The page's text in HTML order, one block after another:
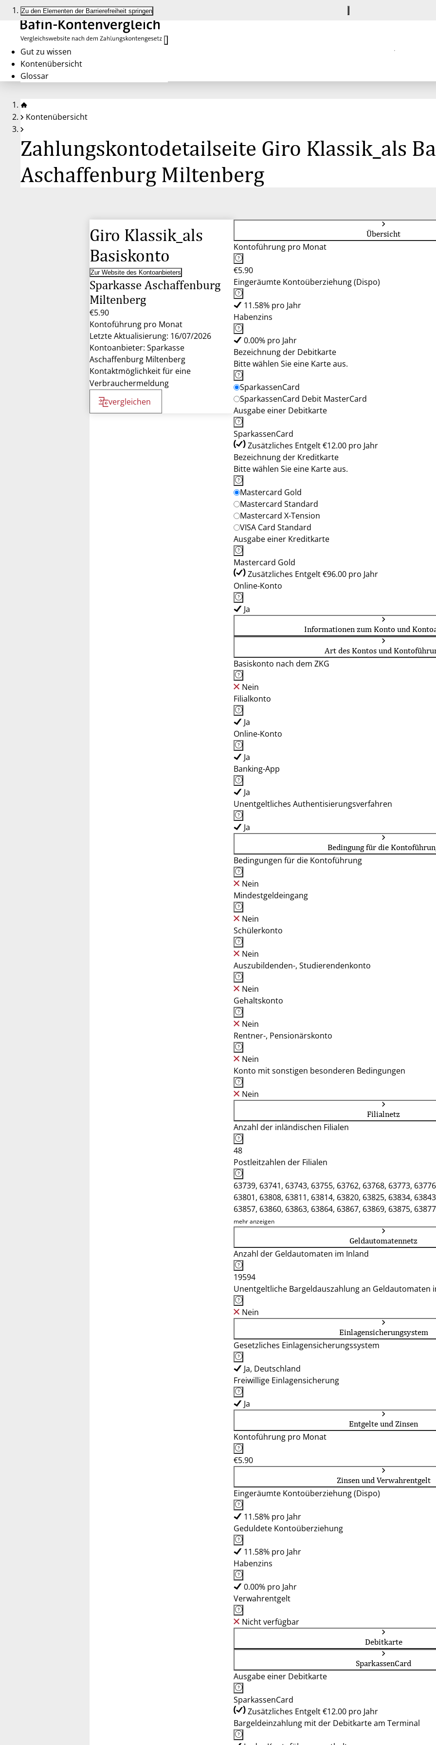
Zu den Elementen der Barrierefreiheit springen
Gut zu wissen
Kontenübersicht
Glossar
Kontenübersicht
Zahlungskontodetailseite Giro Klassik_als
Aschaffenburg Miltenberg
Giro Klassik_als
Basiskonto
Zur Website des Kontoanbieters
Sparkasse Aschaffenburg
Miltenberg
€5.90
Kontoführung pro Monat
Letzte Aktualisierung: 16/07/2026
Kontoanbieter: Sparkasse
Aschaffenburg Miltenberg
Kontaktmöglichkeit für eine
Verbrauchermeldung
vergleichen
Übersicht
Kontoführung pro Monat
€5.90
Eingeräumte Kontoüberziehung (Dispo)
11.58% pro Jahr
Habenzins
0.00% pro Jahr
Bezeichnung der Debitkarte
Bitte wählen Sie eine Karte aus.
SparkassenCard
SparkassenCard Debit MasterCard
Ausgabe einer Debitkarte
SparkassenCard
Zusätzliches Entgelt €12.00 pro Jahr
Bezeichnung der Kreditkarte
Bitte wählen Sie eine Karte aus.
Mastercard Gold
Mastercard Standard
Mastercard X-Tension
VISA Card Standard
Ausgabe einer Kreditkarte
Mastercard Gold
Zusätzliches Entgelt €96.00 pro Jahr
Online-Konto
Ja
Informationen zum Konto und
Art des Kontos und
Basiskonto nach dem ZKG
Nein
Filialkonto
Ja
Online-Konto
Ja
Banking-App
Ja
Unentgeltliches Authentisierungsverfahren
Ja
Bedingung für die
Bedingungen für die Kontoführung
Nein
Mindestgeldeingang
Nein
Schülerkonto
Nein
Auszubildenden-, Studierendenkonto
Nein
Gehaltskonto
Nein
Rentner-, Pensionärskonto
Nein
Konto mit sonstigen besonderen Bedingungen
Nein
Filialnetz
Anzahl der inländischen Filialen
48
Postleitzahlen der Filialen
63739, 63741, 63743, 63755, 63762, 63768, 63773,
63801, 63808, 63811, 63814, 63820, 63825, 63834,
63857, 63860, 63863, 63864, 63867, 63869, 63875,
63916, 63920, 63924, 63939, 97909
mehr anzeigen
Geldautomatennetz
Anzahl der Geldautomaten im Inland
19594
Unentgeltliche Bargeldauszahlung an Geldautomaten
Nein
Einlagensicherungsystem
Gesetzliches Einlagensicherungssystem
Ja, Deutschland
Freiwillige Einlagensicherung
Ja
Entgelte und Zinsen
Kontoführung pro Monat
€5.90
Zinsen und Verwahrentgelt
Eingeräumte Kontoüberziehung (Dispo)
11.58% pro Jahr
Geduldete Kontoüberziehung
11.58% pro Jahr
Habenzins
0.00% pro Jahr
Verwahrentgelt
Nicht verfügbar
Debitkarte
SparkassenCard
Ausgabe einer Debitkarte
SparkassenCard
Zusätzliches Entgelt €12.00 pro Jahr
Bargeldeinzahlung mit der Debitkarte am Terminal